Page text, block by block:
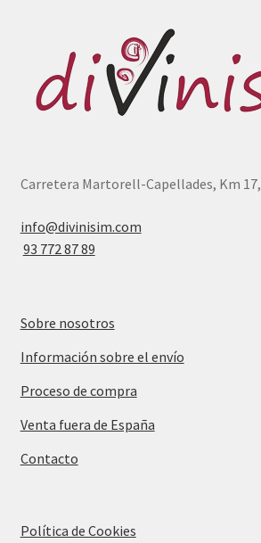
Carretera Martorell-Capellades, Km
info@divinisim.com
93 772 87 89
Sobre nosotros
Información sobre el envío
Proceso de compra
Venta fuera de España
Contacto
Política de Cookies